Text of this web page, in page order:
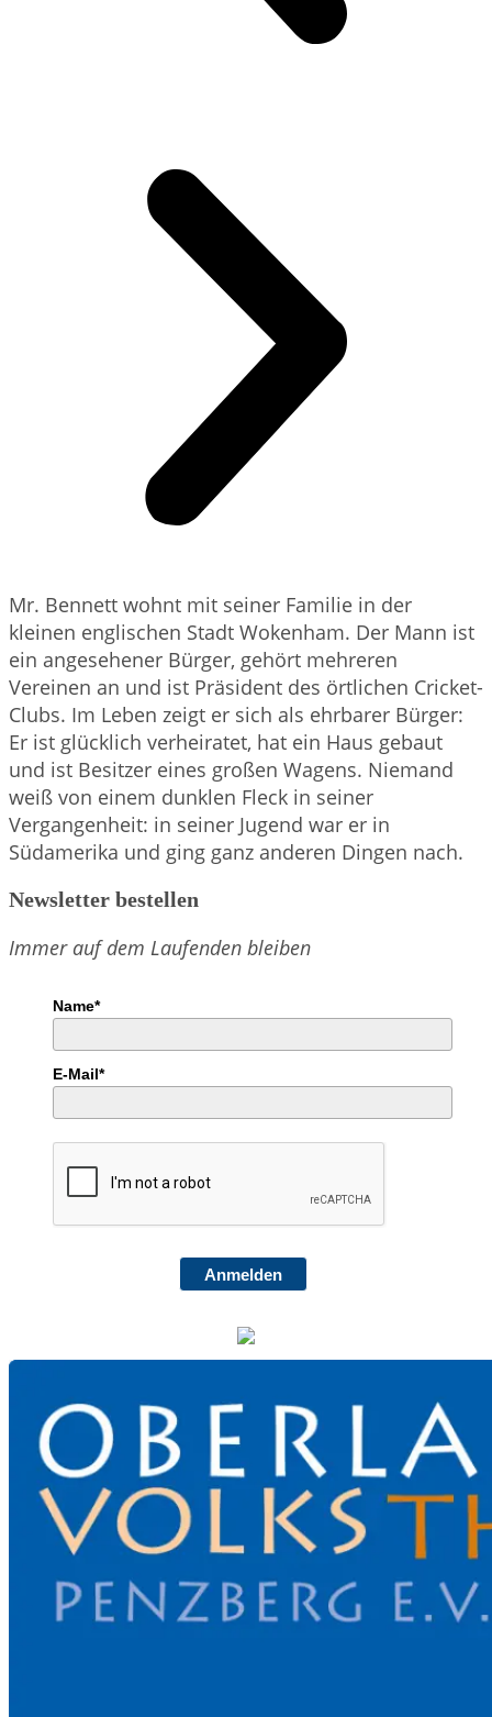
Mr. Bennett wohnt mit seiner Familie in der
kleinen englischen Stadt Wokenham. Der Mann ist
ein angesehener Bürger, gehört mehreren
Vereinen an und ist Präsident des örtlichen Cricket-
Clubs. Im Leben zeigt er sich als ehrbarer Bürger:
Er ist glücklich verheiratet, hat ein Haus gebaut
und ist Besitzer eines großen Wagens. Niemand
weiß von einem dunklen Fleck in seiner
Vergangenheit: in seiner Jugend war er in
Südamerika und ging ganz anderen Dingen nach.
Newsletter bestellen
Immer auf dem Laufenden bleiben
Name*
E-Mail*
Anmelden